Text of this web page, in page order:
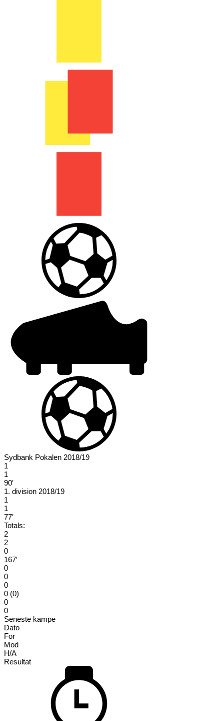
Sydbank Pokalen 2018/19
1
1
90′
1. division 2018/19
1
1
77′
Totals:
2
2
0
167′
0
0
0
0 (0)
0
0
Seneste kampe
Dato
For
Mod
H/A
Resultat